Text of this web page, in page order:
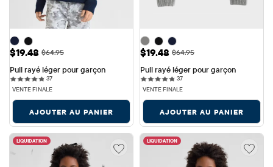
Prix ​​de vente: $19.48
$19.48 Prix ​​d'origine: $64.95
$64.95
Pull rayé léger pour garçon
3737 reviews
VENTE FINALE
AJOUTER AU PANIER
Prix ​​de vente: $19.48
$19.48 Prix ​​d'origine: $64.95
$64.95
Pull rayé léger pour garçon
3737 reviews
VENTE FINALE
AJOUTER AU PANIER
LIQUIDATION LIQUIDATION